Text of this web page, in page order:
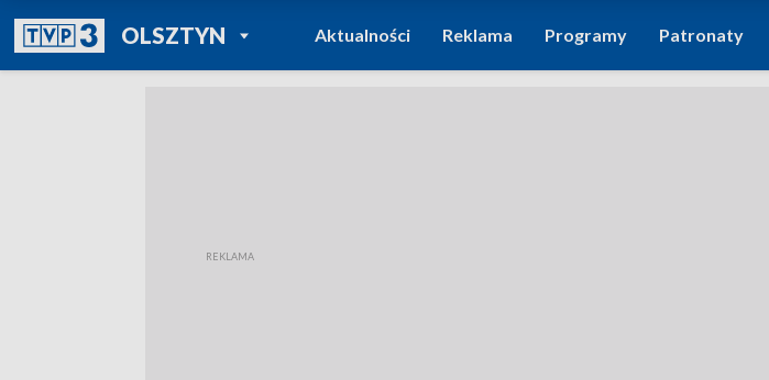
OLSZTYNPOWRÓT DO
TVP REGIONY
Aktualności Reklama Programy Patronaty